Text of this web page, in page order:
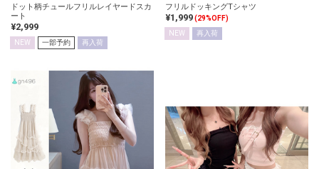
ドット柄チュールフリルレイヤードスカ
ート
¥2,999
NEW 一部予約 再入荷
フリルドッキングTシャツ
¥1,999(29%OFF)
NEW
再入荷